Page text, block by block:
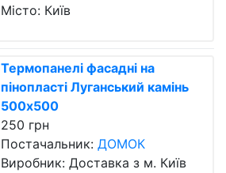
Місто: Київ
Термопанелі фасадні на
пінопласті Луганський камінь
500х500
250 грн
Постачальник: ДОМОК
Виробник: Доставка з м. Київ